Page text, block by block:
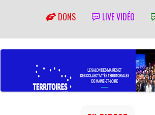
DONS LIVE VIDÉO